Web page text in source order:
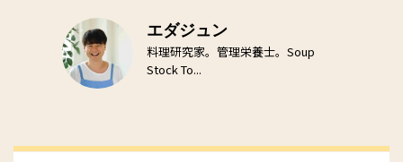
エダジュン
料理研究家。管理栄養士。Soup
Stock To...